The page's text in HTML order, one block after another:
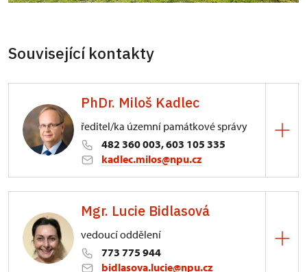
Související kontakty
PhDr. Miloš Kadlec
ředitel/ka územní památkové správy
482 360 003, 603 105 335
kadlec.milos@npu.cz
3/, Sychrov 3
Mgr. Lucie Bidlasová
vedoucí oddělení
773 775 944
bidlasova.lucie@npu.cz